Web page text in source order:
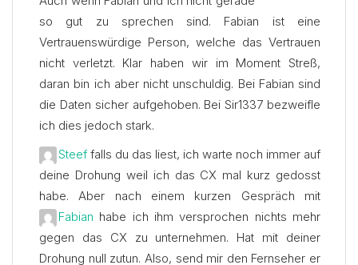
so gut zu sprechen sind. Fabian ist eine
Vertrauenswürdige Person, welche das Vertrauen
nicht verletzt. Klar haben wir im Moment Streß,
daran bin ich aber nicht unschuldig. Bei Fabian sind
die Daten sicher aufgehoben. Bei Sir1337 bezweifle
ich dies jedoch stark.
Steef falls du das liest, ich warte noch immer auf
deine Drohung weil ich das CX mal kurz gedosst
habe. Aber nach einem kurzen Gespräch mit
Fabian habe ich ihm versprochen nichts mehr
gegen das CX zu unternehmen. Hat mit deiner
Drohung null zutun. Also, send mir den Fernseher er